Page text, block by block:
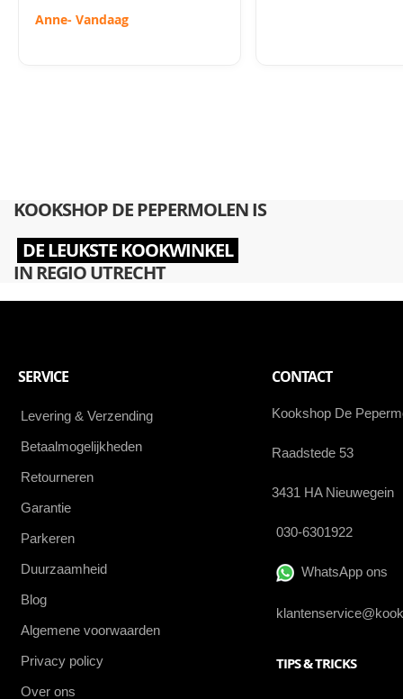
Anne- Vandaag
KOOKSHOP DE PEPERMOLEN IS
DE LEUKSTE KOOKWINKEL
IN REGIO UTRECHT
SERVICE
Levering & Verzending
Betaalmogelijkheden
Retourneren
Garantie
Parkeren
Duurzaamheid
Blog
Algemene voorwaarden
Privacy policy
Over ons
CONTACT
Kookshop De
Raadstede 53
3431 HA Nieuwegein
030-6301922
WhatsApp ons
TIPS & TRICKS